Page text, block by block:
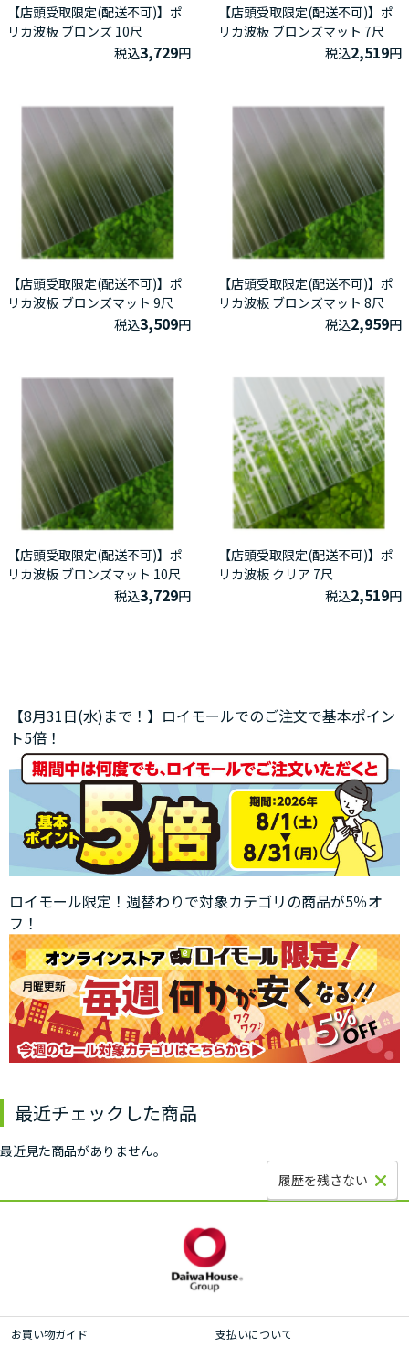
【店頭受取限定(配送不可)】ポ
リカ波板 ブロンズ 10尺
税込3,729円
【店頭受取限定(配送不可)】ポ
リカ波板 ブロンズマット 7尺
税込2,519円
【店頭受取限定(配送不可)】ポ
リカ波板 ブロンズマット 9尺
税込3,509円
【店頭受取限定(配送不可)】ポ
リカ波板 ブロンズマット 8尺
税込2,959円
【店頭受取限定(配送不可)】ポ
リカ波板 ブロンズマット 10尺
税込3,729円
【店頭受取限定(配送不可)】ポ
リカ波板 クリア 7尺
税込2,519円
【8月31日(水)まで！】ロイモールでのご注文で基本ポイン
ト5倍！
ロイモール限定！週替わりで対象カテゴリの商品が5％オ
フ！
最近チェックした商品
最近見た商品がありません。
履歴を残さない
お買い物ガイド 支払いについて